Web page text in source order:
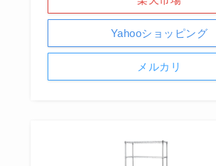
Yahooショッピング
メルカリ